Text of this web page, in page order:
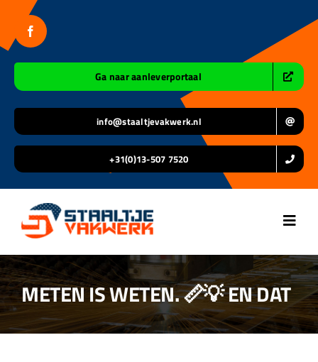
inhoud
Ga naar aanleverportaal
info@staaltjevakwerk.nl
+31(0)13-507 7520
Home
Over ons
METEN IS WETEN. 📏💡 EN DAT